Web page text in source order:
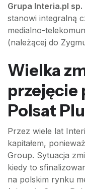
Grupa Interia.pl sp.
stanowi integralną
medialno-
(należącej do
Wielka
przejęcie
Polsat
Przez wiele lat
kapitałem,
Group. Sytuacja
kiedy to
na polskim rynku